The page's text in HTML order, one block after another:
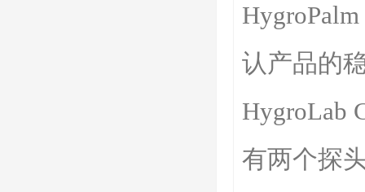
认产品的
HygroLab
有两个探